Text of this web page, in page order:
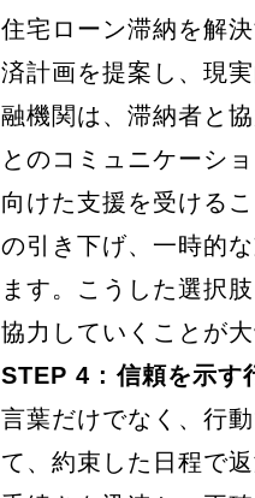
住宅ローン滞納を解
済計画を提案し、現
融機関は、滞納者と
とのコミュニケーシ
向けた支援を受ける
の引き下げ、一時的
ます。こうした選択
協力していくことが大
STEP 4 : 信頼を示す
言葉だけでなく、行
て、約束した日程で